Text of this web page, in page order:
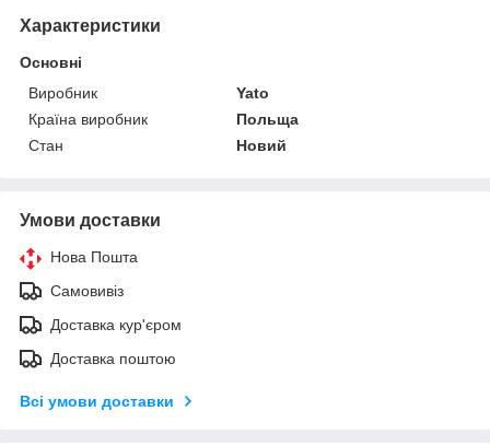
Характеристики
Основні
Виробник
Yato
Країна виробник
Польща
Стан
Новий
Умови доставки
Нова Пошта
Самовивіз
Доставка кур'єром
Доставка поштою
Всі умови доставки